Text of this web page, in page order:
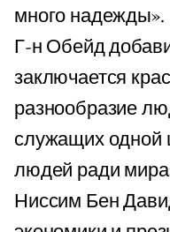
много надежды».
Г-н Обейд
заключается
разнообразие
служащих одной
людей ради
Ниссим Бен